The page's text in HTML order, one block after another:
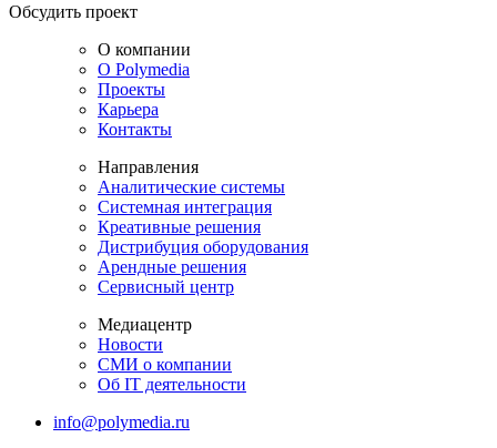
Обсудить проект
О компании
О Polymedia
Проекты
Карьера
Контакты
Направления
Аналитические системы
Системная интеграция
Креативные решения
Дистрибуция оборудования
Арендные решения
Сервисный центр
Медиацентр
Новости
СМИ о компании
Об IT деятельности
info@polymedia.ru